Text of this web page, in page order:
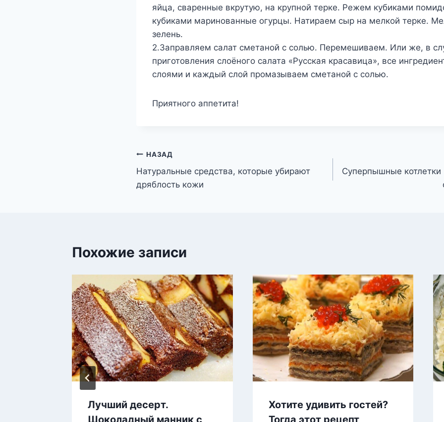
яйца, сваренные вкрутую, на крупной терке. Режем кубиками
кубиками маринованные огурцы. Натираем сыр на мелкой терке.
зелень.
2.Заправляем салат сметаной с солью. Перемешиваем. Или же, в
приготовления слоёного салата «Русская красавица», все
слоями и каждый слой промазываем сметаной с солью.
Приятного аппетита!
Навигация
по
НАЗАД
Натуральные средства, которые убирают
дряблость кожи
Суперпышные котлетки
Похожие записи
Лучший десерт.
Хотите удивить гостей?